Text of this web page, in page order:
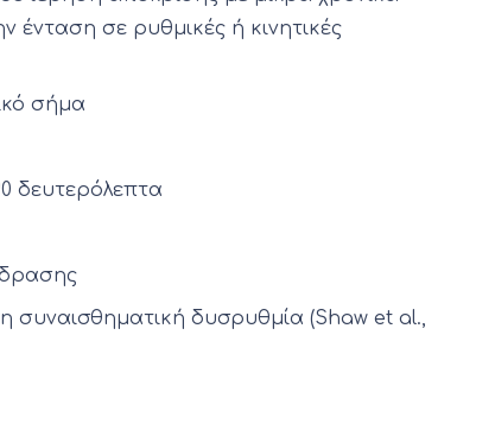
ένταση σε ρυθμικές ή κινητικές
σήμα
δευτερόλεπτα
συναισθηματική δυσρυθμία (Shaw et al.,